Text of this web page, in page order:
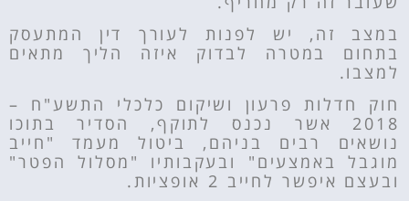
במצב זה, יש לפנות לעורך דין המתעסק
בתחום במטרה לבדוק איזה הליך מתאים
למצבו.
חוק חדלות פרעון ושיקום כלכלי התשע"ח –
2018 אשר נכנס לתוקף, הסדיר בתוכו
נושאים רבים בניהם, ביטול מעמד "חייב
מוגבל באמצעים" ובעקבותיו "מסלול הפטר"
ובעצם איפשר לחייב 2 אופציות.